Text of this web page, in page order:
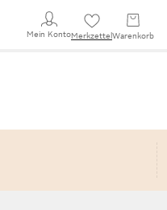
Mein KontoMerkzettel Warenkorb